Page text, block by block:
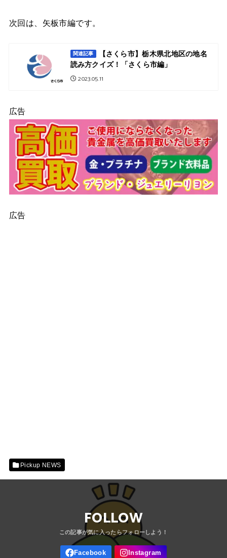
次回は、矢板市編です。
関連記事
【さくら市】栃木県北地区の地名
読み方クイズ！「さくら市編」
2023.05.11
広告
広告
Pickup NEWS
FOLLOW